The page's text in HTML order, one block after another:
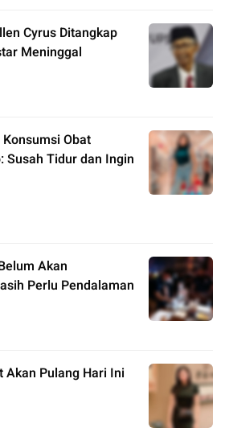
Cyrus Ditangkap
Meninggal
Obat
Susah Tidur dan Ingin
Akan
Perlu Pendalaman
Akan Pulang Hari Ini